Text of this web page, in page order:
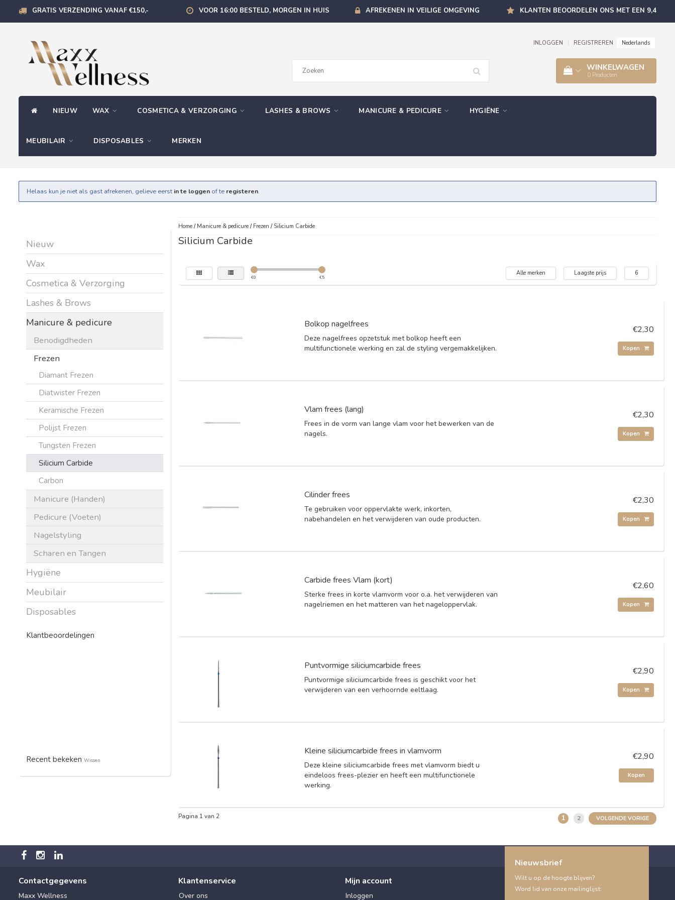
GRATIS VERZENDING VANAF €150,- VOOR 16:00 BESTELD, MORGEN IN HUIS AFREKENEN IN VEILIGE OMGEVING KLANTEN BEOORDELEN ONS MET EEN 9,4
INLOGGEN REGISTREREN Nederlands
WINKELWAGEN
0 Producten
NIEUW WAX COSMETICA & VERZORGING LASHES & BROWS MANICURE & PEDICURE HYGIËNE
MEUBILAIR DISPOSABLES MERKEN
Helaas kun je niet als gast afrekenen, gelieve eerst in te loggen of te registeren.
Nieuw
Wax
Cosmetica & Verzorging
Lashes & Brows
Manicure & pedicure
Benodigdheden
Frezen
Diamant Frezen
Diatwister Frezen
Keramische Frezen
Polijst Frezen
Tungsten Frezen
Silicium Carbide
Carbon
Manicure (Handen)
Pedicure (Voeten)
Nagelstyling
Scharen en Tangen
Hygiëne
Meubilair
Disposables
Klantbeoordelingen
Recent bekeken Wissen
Home/ Manicure & pedicure/ Frezen / Silicium Carbide
Silicium Carbide
€0 €5
Alle merken Laagste prijs 6
Bolkop nagelfrees
Deze nagelfrees opzetstuk met bolkop heeft een
multifunctionele werking en zal de styling vergemakkelijken.
€2,30
Kopen
Vlam frees (lang)
Frees in de vorm van lange vlam voor het bewerken van de
nagels.
€2,30
Kopen
Cilinder frees
Te gebruiken voor oppervlakte werk, inkorten,
nabehandelen en het verwijderen van oude producten.
€2,30
Kopen
Carbide frees Vlam (kort)
Sterke frees in korte vlamvorm voor o.a. het verwijderen van
nagelriemen en het matteren van het nageloppervlak.
€2,60
Kopen
Puntvormige siliciumcarbide frees
Puntvormige siliciumcarbide frees is geschikt voor het
verwijderen van een verhoornde eeltlaag.
€2,90
Kopen
Kleine siliciumcarbide frees in vlamvorm
Deze kleine siliciumcarbide frees met vlamvorm biedt u
eindeloos frees-plezier en heeft een multifunctionele
werking.
€2,90
Kopen
Pagina 1 van 2 1 2 VOLGENDE VORIGE
Contactgegevens
Maxx Wellness
Klantenservice
Over ons
Mijn account
Inloggen
Nieuwsbrief
Wilt u op de hoogte blijven?
Word lid van onze mailinglijst: